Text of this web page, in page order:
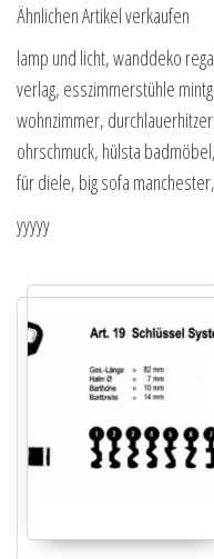
Ähnlichen Artikel verkaufen
lamp und licht, wanddeko
verlag, esszimmerstühle
wohnzimmer,
ohrschmuck, hülsta
für diele, big sofa
yyyyy